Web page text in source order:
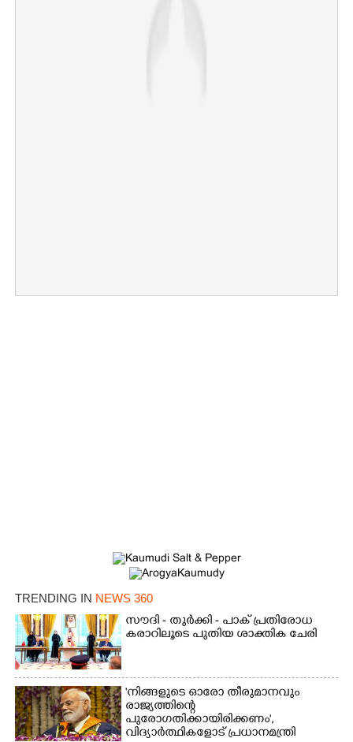
TRENDING IN NEWS 360
സൗദി - തുർക്കി - പാക് പ്രതിരോധ
കരാറിലൂടെ പുതിയ ശാക്തിക ചേരി
'നിങ്ങളുടെ ഓരോ തീരുമാനവും
രാജ്യത്തിന്റെ
പുരോഗതിക്കായിരിക്കണം',​
വിദ്യാർത്ഥികളോട് പ്രധാനമന്ത്രി